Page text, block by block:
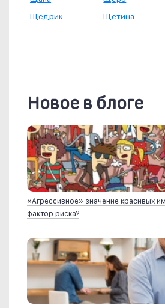
Щедрик
Щетина
Новое в блоге
«Агрессивное» значение красивых
фактор риска?